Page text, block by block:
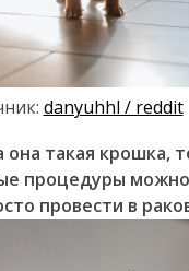
danyuhhl / reddit
она такая крошка,
процедуры можно
провести в